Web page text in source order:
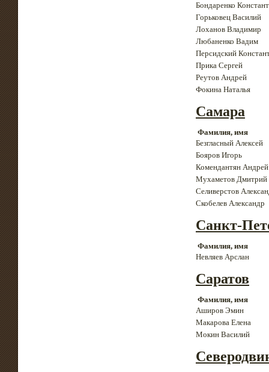
Бондаренко
Горьковец Василий
Лоханов Владимир
Любаненко Вадим
Персидский
Прика Сергей
Реутов Андрей
Фокина Наталья
Самара
Фамилия, имя
Безгласный Алексей
Бояров Игорь
Комендантян Андрей
Мухаметов Дмитрий
Селиверстов
Скобелев Александр
Санкт-
Фамилия, имя
Невляев Арслан
Саратов
Фамилия, имя
Аширов Эмин
Макарова Елена
Мокин Василий